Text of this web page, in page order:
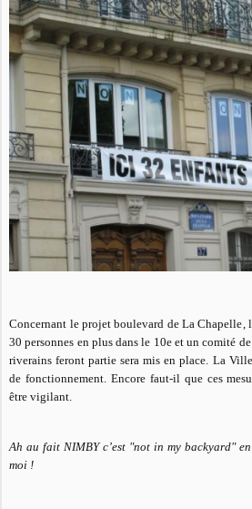
Concernant le projet boulevard de La Chapelle,
30 personnes en plus dans le 10e et un comité
riverains feront partie sera mis en place. La
de fonctionnement. Encore faut-il que ces
être vigilant.
Ah au fait NIMBY c’est "not in my backyard"
moi !